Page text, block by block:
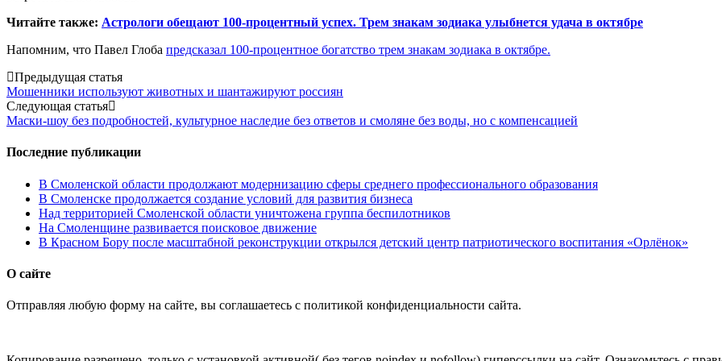
Читайте также: Астрологи обещают 100-процентный успех. Трем знакам зодиака улыбнется удача в октябре
Напомним, что Павел Глоба предсказал 100-процентное богатство трем знакам зодиака в октябре.
Post
navigation
Предыдущая статья
Мошенники используют животных и шантажируют россиян
Следующая статья
Маски-шоу без подробностей, культурное наследие без ответов и смоляне без воды, но с компенсацией
Последние публикации
В Смоленской области продолжают модернизацию сферы среднего профессионального образования
В Смоленске продолжается создание условий для развития бизнеса
Над территорией Смоленской области уничтожена группа беспилотников
На Смоленщине развивается поисковое движение
В Красном Бору после масштабной реконструкции открылся детский центр патриотического воспитания «Орлёнок»
О сайте
Отправляя любую форму на сайте, вы соглашаетесь с политикой конфиденциальности сайта.